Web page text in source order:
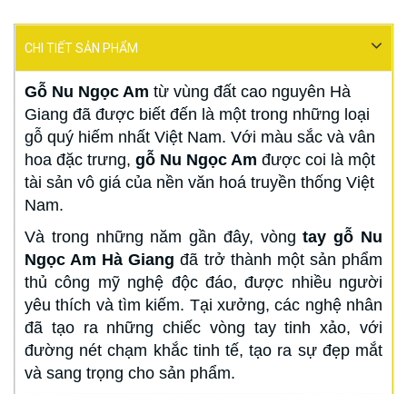
CHI TIẾT SẢN PHẨM
Gỗ Nu Ngọc Am từ vùng đất cao nguyên Hà
Giang đã được biết đến là một trong những loại
gỗ quý hiếm nhất Việt Nam. Với màu sắc và vân
hoa đặc trưng, gỗ Nu Ngọc Am được coi là một
tài sản vô giá của nền văn hoá truyền thống Việt
Nam.
Và trong những năm gần đây, vòngtay gỗ Nu
Ngọc Am Hà Giangđã trở thành một sản phẩm
thủ công mỹ nghệ độc đáo, được nhiều người
yêu thích và tìm kiếm. Tại xưởng, các nghệ nhân
đã tạo ra những chiếc vòng tay tinh xảo, với
đường nét chạm khắc tinh tế, tạo ra sự đẹp mắt
và sang trọng cho sản phẩm.